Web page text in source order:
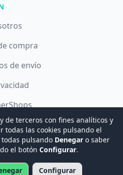
compra
de envío
e Inmótica Ingenieros, S.L.
de terceros con fines analíticos y
todas las cookies pulsando el
pulsando Denegar o saber
el botón Configurar.
Configurar